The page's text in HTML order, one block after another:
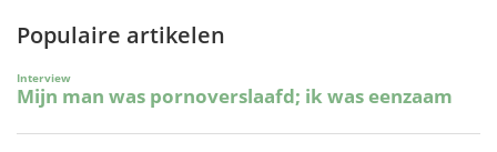
Populaire artikelen